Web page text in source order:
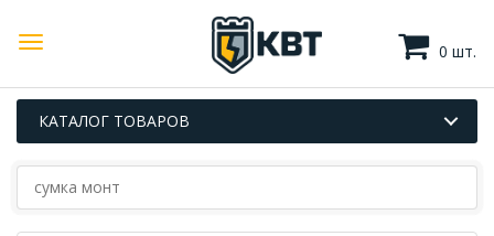
0 шт.
КАТАЛОГ ТОВАРОВ